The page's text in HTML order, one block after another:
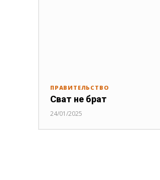
ПРАВИТЕЛЬСТВО
Сват не брат
24/01/2025